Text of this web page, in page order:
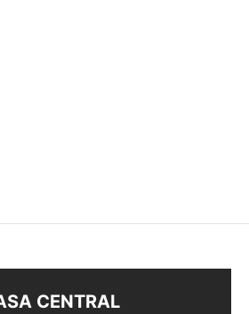
CENTRAL